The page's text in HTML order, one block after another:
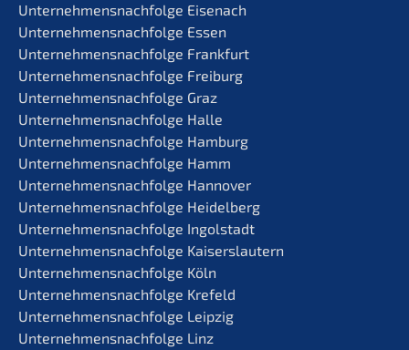
Unternehmens­nachfolge Eisenach
Unternehmens­nachfolge Essen
Unternehmens­nachfolge Frankfurt
Unternehmens­nachfolge Freiburg
Unternehmens­nachfolge Graz
Unternehmens­nachfolge Halle
Unternehmens­nachfolge Hamburg
Unternehmens­nachfolge Hamm
Unternehmens­nachfolge Hannover
Unternehmens­nachfolge Heidelberg
Unternehmens­nachfolge Ingolstadt
Unternehmens­nachfolge Kaiserslautern
Unternehmens­nachfolge Köln
Unternehmens­nachfolge Krefeld
Unternehmens­nachfolge Leipzig
Unternehmens­nachfolge Linz